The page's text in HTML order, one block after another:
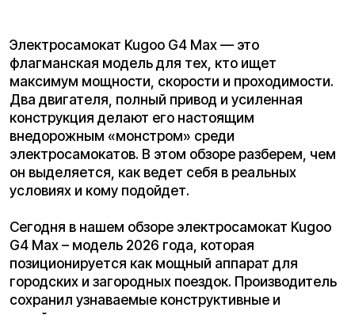
Сегодня в нашем обзоре электросамокат Kugoo
G4 Max – модель 2026 года, которая
позиционируется как мощный аппарат для
городских и загородных поездок. Производитель
сохранил узнаваемые конструктивные и
дизайнерские решения, увеличил мощность
силовой установки и доработал эргономику.
Коробка